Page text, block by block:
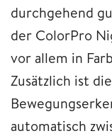
durchgehend
der ColorPro
vor allem in
Zusätzlich ist
automatisch